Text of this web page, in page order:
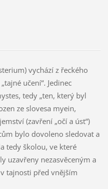
vychází z řeckého
učení“. Jedinec
tedy „ten, který byl
ze slovesa myein,
(zavření „očí a úst“)
bylo dovoleno sledovat a
tedy školou, ve které
uzavřeny nezasvěceným a
tajnosti před vnějším